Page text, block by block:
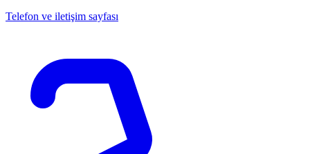
Telefon ve iletişim sayfası